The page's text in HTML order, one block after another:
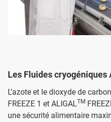
Les Fluides cryogéniques
L’azote et le dioxyde de
FREEZE 1 et ALIGALTM
une sécurité alimentaire